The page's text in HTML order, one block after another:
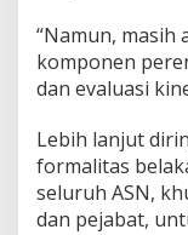
“Namun, masih
komponen
dan evaluasi
Lebih lanjut
formalitas
seluruh ASN,
dan pejabat,